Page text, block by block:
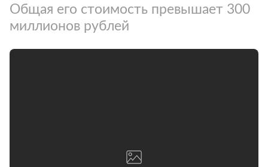
Общая его стоимость превышает 300
миллионов рублей